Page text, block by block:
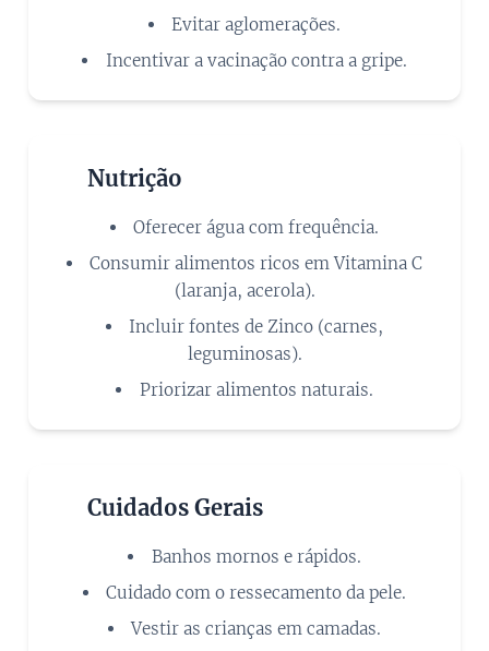
Evitar aglomerações.
Incentivar a vacinação contra a gripe.
Nutrição
Oferecer água com frequência.
Consumir alimentos ricos em Vitamina C
(laranja, acerola).
Incluir fontes de Zinco (carnes,
leguminosas).
Priorizar alimentos naturais.
Cuidados Gerais
Banhos mornos e rápidos.
Cuidado com o ressecamento da pele.
Vestir as crianças em camadas.